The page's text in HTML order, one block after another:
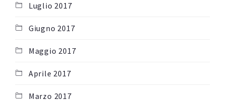
Luglio 2017
Giugno 2017
Maggio 2017
Aprile 2017
Marzo 2017